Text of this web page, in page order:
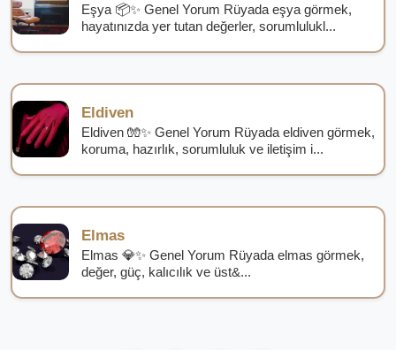
Eşya 📦✨ Genel Yorum Rüyada eşya görmek,
hayatınızda yer tutan değerler, sorumlulukl...
Eldiven
Eldiven 🧤✨ Genel Yorum Rüyada eldiven görmek,
koruma, hazırlık, sorumluluk ve iletişim i...
Elmas
Elmas 💎✨ Genel Yorum Rüyada elmas görmek,
değer, güç, kalıcılık ve üst&...